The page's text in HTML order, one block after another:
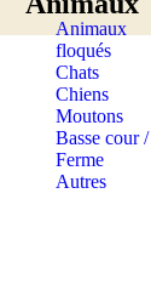
Animaux
floqués
Chats
Chiens
Moutons
Basse cour /
Ferme
Autres